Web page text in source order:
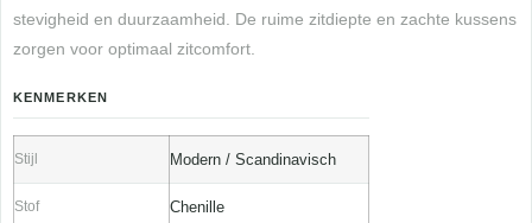
stevigheid en duurzaamheid. De ruime zitdiepte en zachte kussens
zorgen voor optimaal zitcomfort.
KENMERKEN
Stijl Modern / Scandinavisch
Stof Chenille